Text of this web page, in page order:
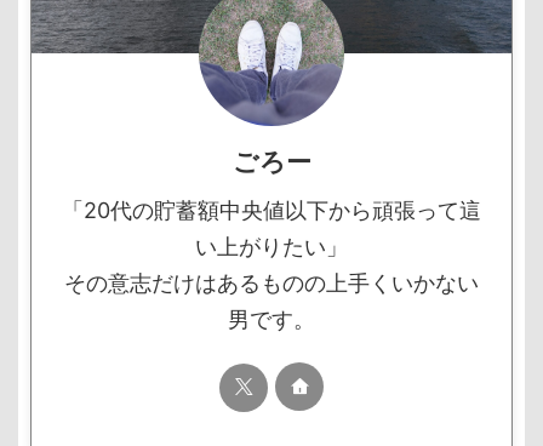
ごろー
「20代の貯蓄額中央値以下から頑張って這
い上がりたい」
その意志だけはあるものの上手くいかない
男です。